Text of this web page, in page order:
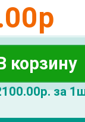
р
корзину
за